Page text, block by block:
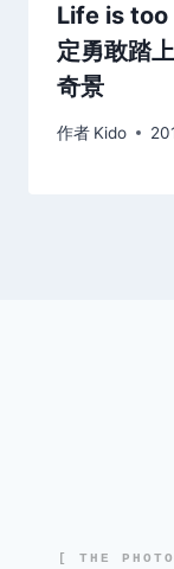
Life is too
定勇敢踏
奇景
作者 Kido
[ THE